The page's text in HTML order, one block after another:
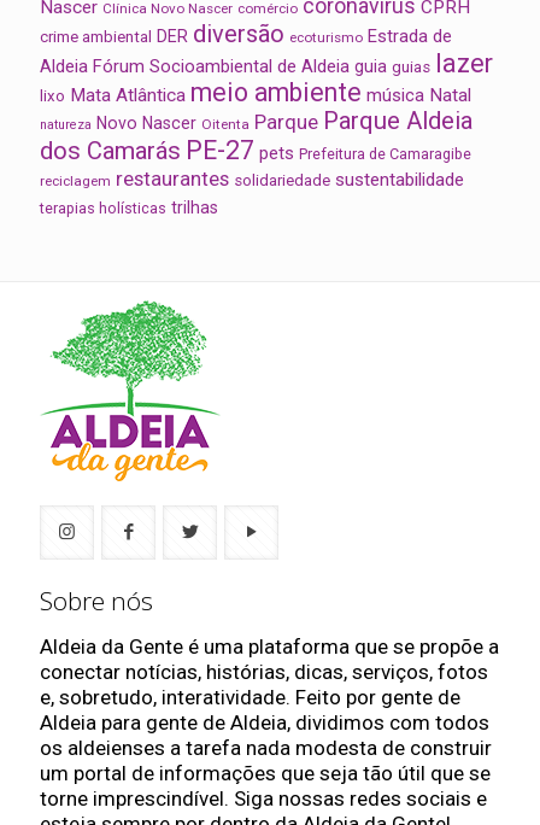
Nascer Clínica Novo Nascer comércio coronavírus CPRH
crime ambiental DER diversão ecoturismo Estrada de
Aldeia Fórum Socioambiental de Aldeia guia guias lazer
lixo Mata Atlântica meio ambiente música Natal
natureza Novo Nascer Oitenta Parque Parque Aldeia
dos Camarás PE-27 pets Prefeitura de Camaragibe
reciclagem restaurantes solidariedade sustentabilidade
terapias holísticas trilhas
Sobre nós
Aldeia da Gente é uma plataforma que se propõe a
conectar notícias, histórias, dicas, serviços, fotos
e, sobretudo, interatividade. Feito por gente de
Aldeia para gente de Aldeia, dividimos com todos
os aldeienses a tarefa nada modesta de construir
um portal de informações que seja tão útil que se
torne imprescindível. Siga nossas redes sociais e